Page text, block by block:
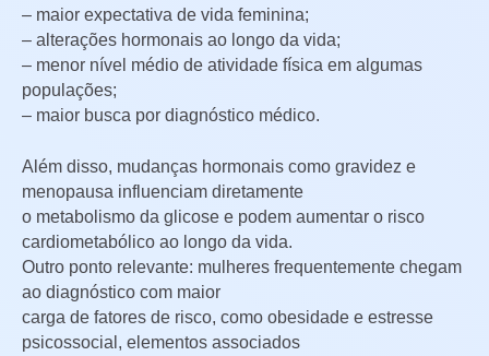
– maior expectativa de vida feminina;
– alterações hormonais ao longo da vida;
– menor nível médio de atividade física em algumas
populações;
– maior busca por diagnóstico médico.
Além disso, mudanças hormonais como gravidez e
menopausa influenciam diretamente
o metabolismo da glicose e podem aumentar o risco
cardiometabólico ao longo da vida.
Outro ponto relevante: mulheres frequentemente chegam
ao diagnóstico com maior
carga de fatores de risco, como obesidade e estresse
psicossocial, elementos associados